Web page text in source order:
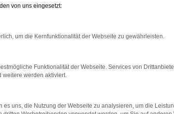
das Laden bestimmter Seiten verhindern.
zu beheben.
von uns eingesetzt:
um die Kernfunktionalität der Webseite zu gewährleisten.
Funktionalität der Webseite. Services von
weitere werden aktiviert.
es uns, die Nutzung der Webseite zu analysieren, um die